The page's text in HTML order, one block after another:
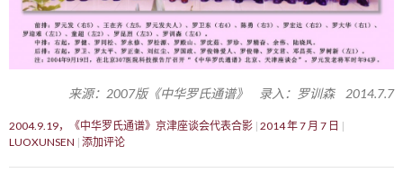
来源：2007版《中华罗氏通谱》 录入：罗训森 2014.7.7
2004.9.19，《中华罗氏通谱》京津座谈会代表合影 2014 年 7 月 7 日
LUOXUNSEN 添加评论